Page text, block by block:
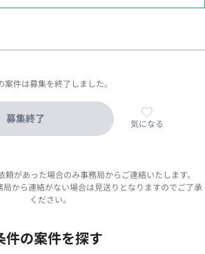
案件は募集を終了しました。
募集終了 気になる
があった場合のみ事務局からご連絡いたします。
局から連絡がない場合は見送りとなりますのでご了承
ください。
件の案件を探す